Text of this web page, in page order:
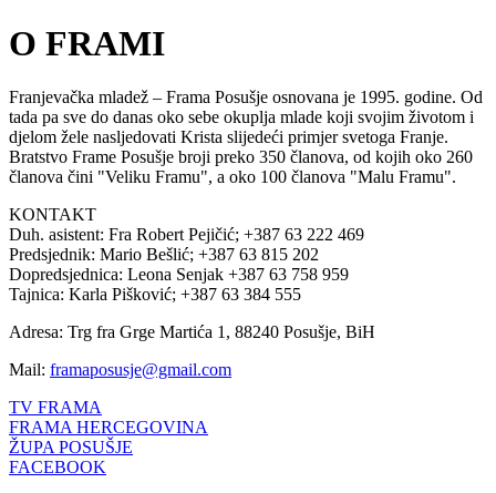
O FRAMI
Franjevačka mladež – Frama Posušje osnovana je 1995. godine. Od
tada pa sve do danas oko sebe okuplja mlade koji svojim životom i
djelom žele nasljedovati Krista slijedeći primjer svetoga Franje.
Bratstvo Frame Posušje broji preko 350 članova, od kojih oko 260
članova čini "Veliku Framu", a oko 100 članova "Malu Framu".
KONTAKT
Duh. asistent: Fra Robert Pejičić; +387 63 222 469
Predsjednik: Mario Bešlić; +387 63 815 202
Dopredsjednica: Leona Senjak +387 63 758 959
Tajnica: Karla Pišković; +387 63 384 555
Adresa: Trg fra Grge Martića 1, 88240 Posušje, BiH
Mail: framaposusje@gmail.com
TV FRAMA
FRAMA HERCEGOVINA
ŽUPA POSUŠJE
FACEBOOK